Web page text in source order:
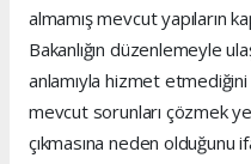
almamış mevcut yapıların
Bakanlığın düzenlemeyle
anlamıyla hizmet
mevcut sorunları çözmek
çıkmasına neden olduğunu